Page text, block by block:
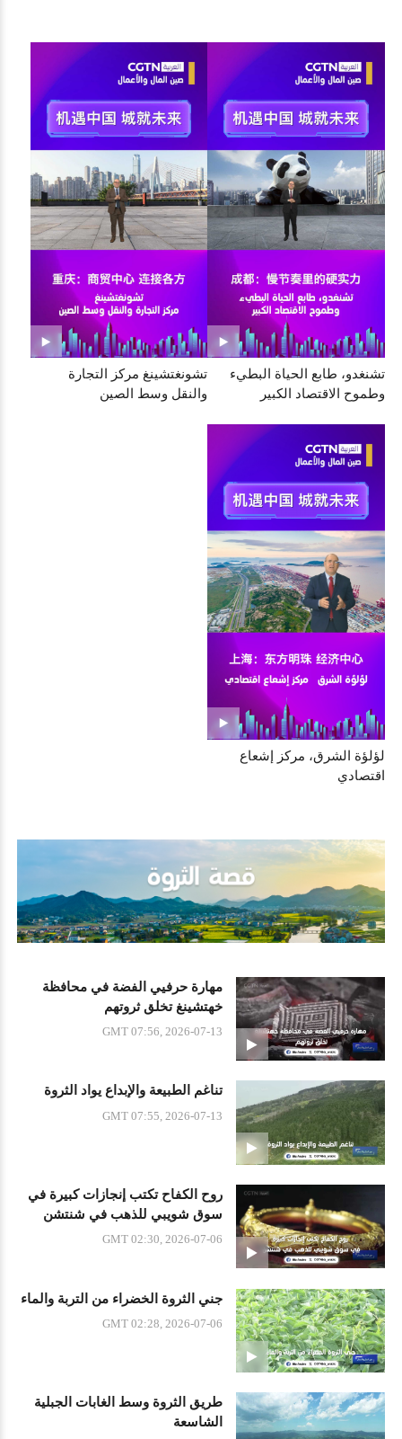
تشنغدو، طابع الحياة البطيء
وطموح الاقتصاد الكبير
تشونغتشينغ مركز التجارة
والنقل وسط الصين
لؤلؤة الشرق، مركز إشعاع
اقتصادي
مهارة حرفيي الفضة في محافظة
خهتشينغ تخلق ثروتهم
GMT 07:56, 2026-07-13
تناغم الطبيعة والإبداع يواد الثروة
GMT 07:55, 2026-07-13
روح الكفاح تكتب إنجازات كبيرة في
سوق شويبي للذهب في شنتشن
GMT 02:30, 2026-07-06
جني الثروة الخضراء من التربة والماء
GMT 02:28, 2026-07-06
طريق الثروة وسط الغابات الجبلية
الشاسعة